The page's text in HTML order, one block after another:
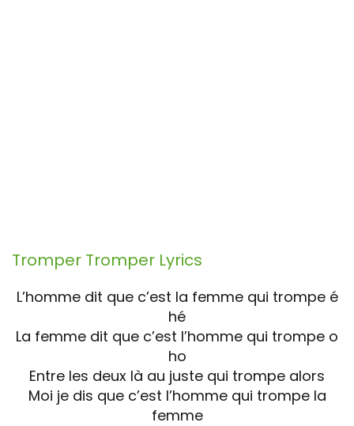
Tromper Tromper Lyrics
L’homme dit que c’est la femme qui trompe é
hé
La femme dit que c’est l’homme qui trompe o
ho
Entre les deux là au juste qui trompe alors
Moi je dis que c’est l’homme qui trompe la
femme